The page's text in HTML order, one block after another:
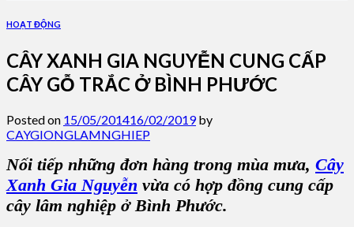
HOẠT ĐỘNG
CÂY XANH GIA NGUYỄN CUNG CẤP
CÂY GỖ TRẮC Ở BÌNH PHƯỚC
Posted on 15/05/201416/02/2019by
CAYGIONGLAMNGHIEP
Nối tiếp những đơn hàng trong mùa mưa, Cây
Xanh Gia Nguyễn vừa có hợp đồng cung cấp
cây lâm nghiệp ở Bình Phước.